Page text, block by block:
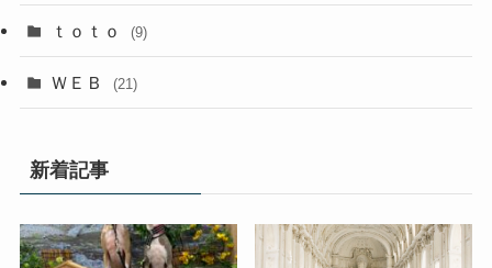
ｔｏｔｏ (9)
ＷＥＢ (21)
新着記事